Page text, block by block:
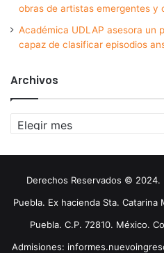
obras de artistas emergentes y
Académica UDLAP asesora un
capaz de clasificar episodios
Archivos
Archivos
Derechos Reservados © 2024.
Puebla. Ex hacienda Sta.
Puebla. C.P. 72810. México.
Admisiones: